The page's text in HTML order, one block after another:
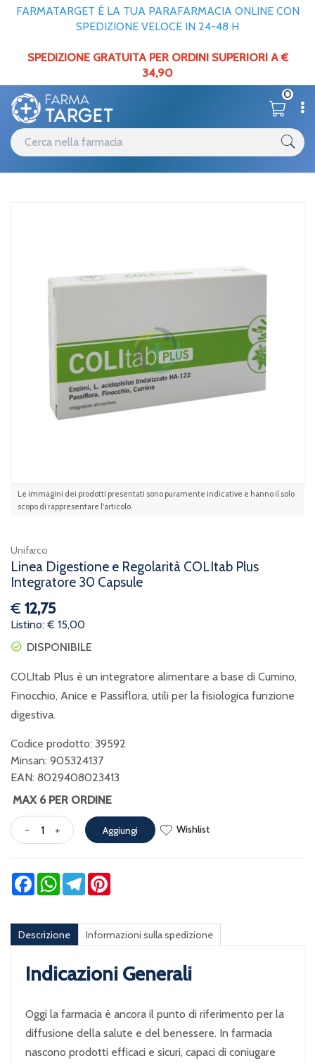
FARMATARGET È LA TUA PARAFARMACIA ONLINE CON
SPEDIZIONE VELOCE IN 24-48 H
SPEDIZIONE GRATUITA PER ORDINI SUPERIORI A €
34,90
0
Le immagini dei prodotti presentati sono puramente indicative e hanno il solo
scopo di rappresentare l'articolo.
Unifarco
Linea Digestione e Regolarità COLItab Plus
Integratore 30 Capsule
€ 12,75
Listino: € 15,00
DISPONIBILE
COLItab Plus è un integratore alimentare a base di Cumino,
Finocchio, Anice e Passiflora, utili per la fisiologica funzione
digestiva.
Codice prodotto: 39592
Minsan: 905324137
EAN: 8029408023413
MAX 6 PER ORDINE
- + Aggiungi Wishlist
FacebookWhatsApp
Telegram
Descrizione Informazioni sulla spedizione
Indicazioni Generali
Oggi la farmacia è ancora il punto di riferimento per la
diffusione della salute e del benessere. In farmacia
nascono prodotti efficaci e sicuri, capaci di coniugare